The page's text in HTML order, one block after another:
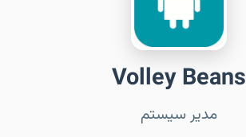
Volley Beans
مدیر سیستم